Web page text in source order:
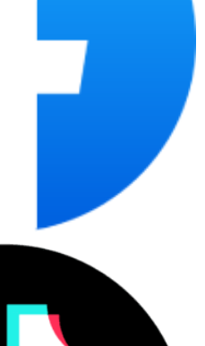
in laser đen trắng Brother
in trên thị trường, sản phẩm có
Máy in laser đen trắng Brother
tiên tiến, giúp tạo ra các bản in
với độ phân giải tốt. Bạn có thể
ảnh và đồ họa với chất lượng rõ
tốc độ in ấn nhanh, máy in laser
thời gian và tăng hiệu suất làm
trang văn bản trong thời gian
các nhu cầu in ấn hàng ngày.
Máy in laser đen trắng Brother